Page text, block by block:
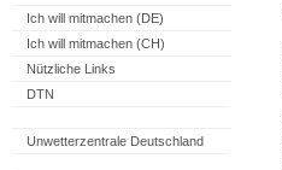
Ich will mitmachen (DE)
Ich will mitmachen (CH)
Nützliche Links
DTN
Unwetterzentrale Deutschland